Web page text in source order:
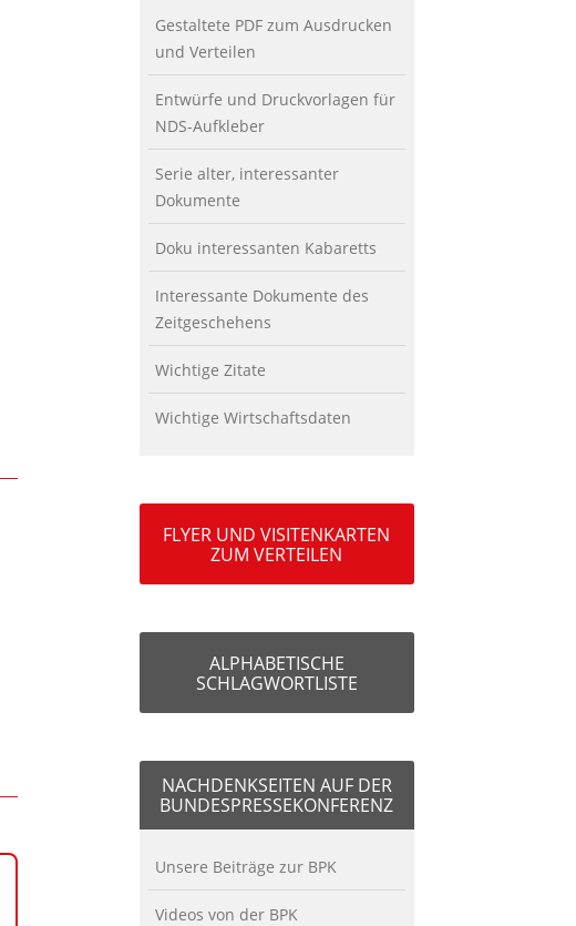
Gestaltete PDF zum Ausdrucken
und Verteilen
Entwürfe und Druckvorlagen für
NDS-Aufkleber
Serie alter, interessanter
Dokumente
Doku interessanten Kabaretts
Interessante Dokumente des
Zeitgeschehens
Wichtige Zitate
Wichtige Wirtschaftsdaten
FLYER UND VISITENKARTEN
ZUM VERTEILEN
ALPHABETISCHE
SCHLAGWORTLISTE
NACHDENKSEITEN AUF DER
BUNDESPRESSEKONFERENZ
Unsere Beiträge zur BPK
Videos von der BPK